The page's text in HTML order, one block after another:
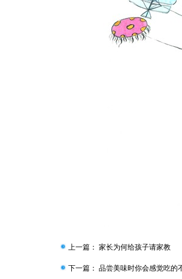
上一篇： 家长为何给孩子请家教
下一篇： 品尝美味时你会感觉吃的